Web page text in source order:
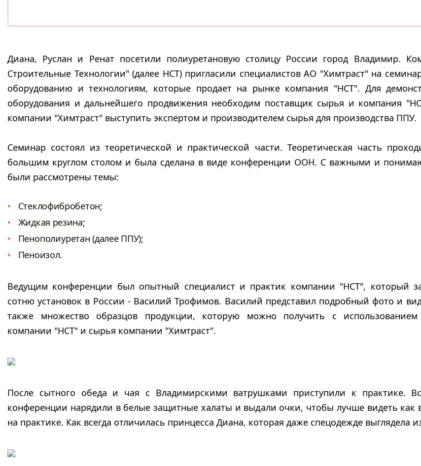
Диана, Руслан и Ренат посетили полиуретановую столицу России город Владимир.
Строительные Технологии" (далее НСТ) пригласили специалистов АО "Химтраст" на
оборудованию и технологиям, которые продает на рынке компания "НСТ". Для
оборудования и дальнейшего продвижения необходим поставщик сырья и компания
компании "Химтраст" выступить экспертом и производителем сырья для производства ППУ.
Семинар состоял из теоретической и практической части. Теоретическая часть
большим круглом столом и была сделана в виде конференции ООН. С важными и
были рассмотрены темы:
Стеклофибробетон;
Жидкая резина;
Пенополиуретан (далее ППУ);
Пеноизол.
Ведущим конференции был опытный специалист и практик компании "НСТ", который
сотню установок в России - Василий Трофимов. Василий представил подробный фото и
также множество образцов продукции, которую можно получить с использованием
компании "НСТ" и сырья компании "Химтраст".
После сытного обеда и чая с Владимирскими ватрушками приступили к практике.
конференции нарядили в белые защитные халаты и выдали очки, чтобы лучше видеть как
на практике. Как всегда отличилась принцесса Диана, которая даже спецодежде выглядела